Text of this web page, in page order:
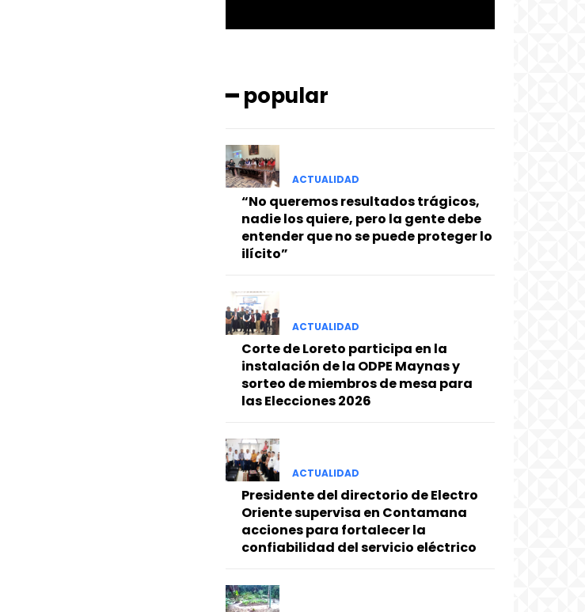
━ popular
ACTUALIDAD
“No queremos resultados trágicos,
nadie los quiere, pero la gente debe
entender que no se puede proteger lo
ilícito”
ACTUALIDAD
Corte de Loreto participa en la
instalación de la ODPE Maynas y
sorteo de miembros de mesa para
las Elecciones 2026
ACTUALIDAD
Presidente del directorio de Electro
Oriente supervisa en Contamana
acciones para fortalecer la
confiabilidad del servicio eléctrico